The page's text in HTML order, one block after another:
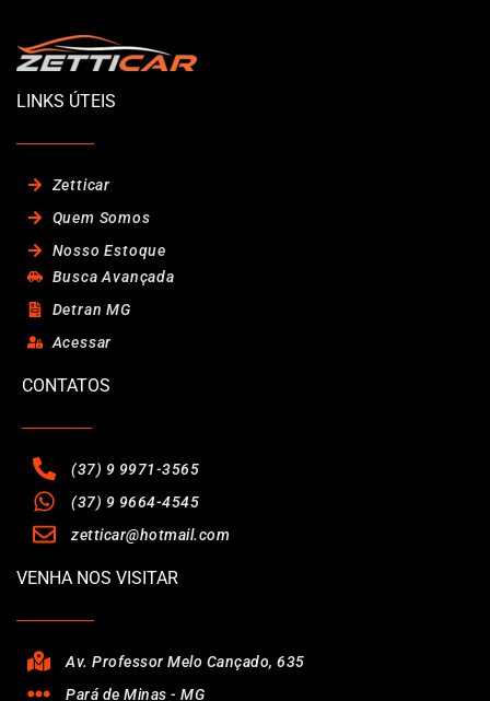
LINKS ÚTEIS
Zetticar
Quem Somos
Nosso Estoque
Busca Avançada
Detran MG
Acessar
CONTATOS
(37) 9 9971-3565
(37) 9 9664-4545
zetticar@hotmail.com
VENHA NOS VISITAR
Av. Professor Melo Cançado, 635
Pará de Minas - MG